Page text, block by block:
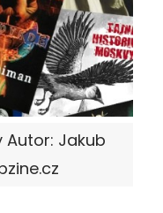
Autor: Jakub